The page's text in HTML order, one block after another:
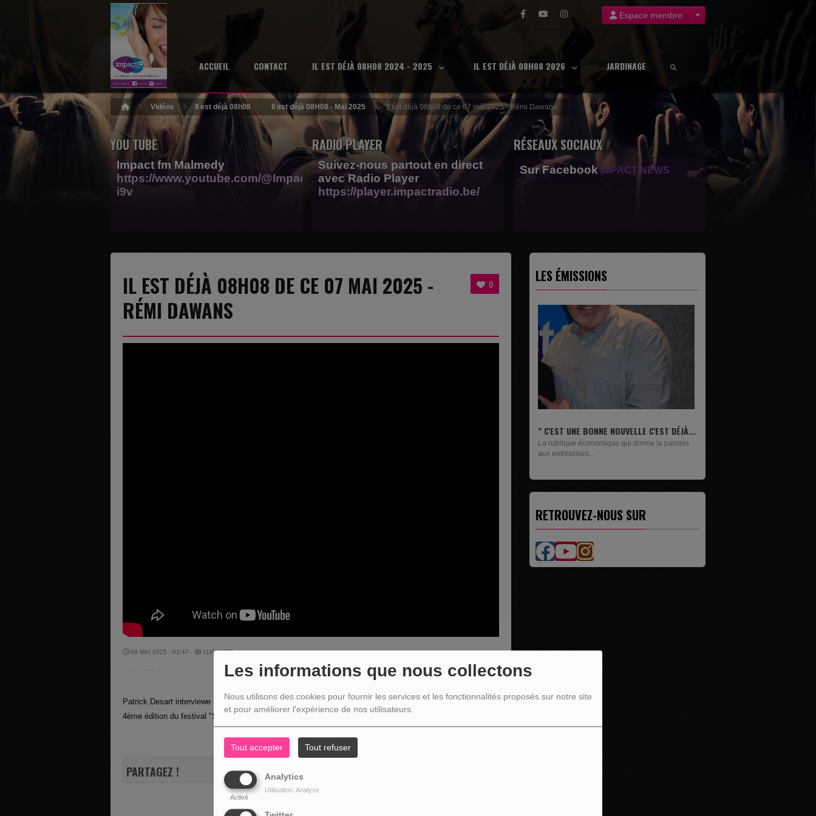
Les informations que nous collectons
Nous utilisons des cookies pour fournir les services et les fonctionnalités proposés sur notre site
et pour améliorer l'expérience de nos utilisateurs.
Tout accepter Tout refuser
Analytics
Activé
Utilisation: Analyse
Espace membre
ACCUEIL CONTACT IL EST DÉJÀ 08H08 2024 - 2025 IL EST DÉJÀ 08H08 2026 JARDINAGE
Vidéos Il est déjà 08h08 Il est déjà 08H08 - Mai 2025 Il est déjà 08h08 de ce 07 mai 2025 - Rémi Dawans
YOU TUBE
Impact fm Malmedy
https://www.youtube.com/@Impactfm-
i9v
RADIO PLAYER
Suivez-nous partout en direct
avec Radio Player
https://player.impactradio.be/
RÉSEAUX SOCIAUX
Sur Facebook IMPACT NEWS
0
IL EST DÉJÀ 08H08 DE CE 07 MAI 2025 -
RÉMI DAWANS
08 MAI 2025 - 01:47 - 1185VUES
Patrick Desart interviewe Rémi Dawans, propriétaire du Bar'atineur à Basse-Bodeux qui nous présente la
4ème édition du festival "Swing it in Bod'2" de ces 9 et 10 mai à Basse-Bodeux.
PARTAGEZ !
LES ÉMISSIONS
" C'EST UNE BONNE NOUVELLE C'EST DÉJÀ...
La rubrique économique qui donne la paroles
LIVRES
Un lundi sur deux, Maxime Janssens vous
RETROUVEZ-NOUS SUR